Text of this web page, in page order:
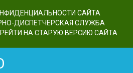
САЙТА
ДИСПЕТЧЕРСКАЯ СЛУЖБА
НА СТАРУЮ ВЕРСИЮ САЙТА